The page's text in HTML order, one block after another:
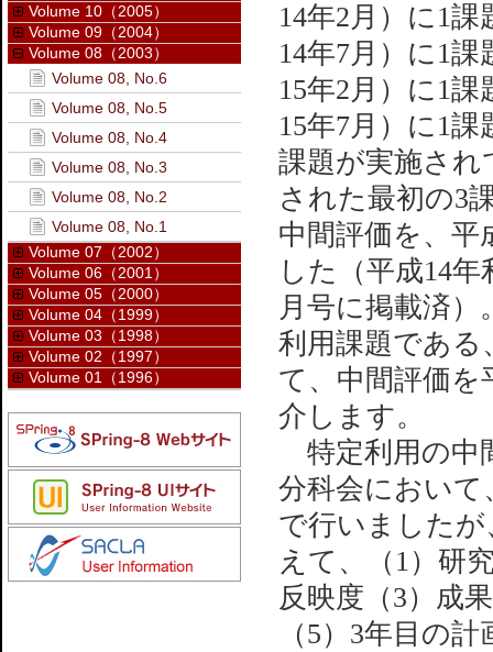
14年2月）に1
14年7月）に1
15年2月）に1
15年7月）に1
課題が実施され
された最初の3
中間評価を、平
した（平成14
月号に掲載済
利用課題である
て、中間評価を
介します。
特定利用の中
分科会において
で行いました
えて、（1）研
反映度（3）成
（5）3年目の
Volume 10（2005）
Volume 09（2004）
Volume 08（2003）
Volume 08, No.6
Volume 08, No.5
Volume 08, No.4
Volume 08, No.3
Volume 08, No.2
Volume 08, No.1
Volume 07（2002）
Volume 06（2001）
Volume 05（2000）
Volume 04（1999）
Volume 03（1998）
Volume 02（1997）
Volume 01（1996）